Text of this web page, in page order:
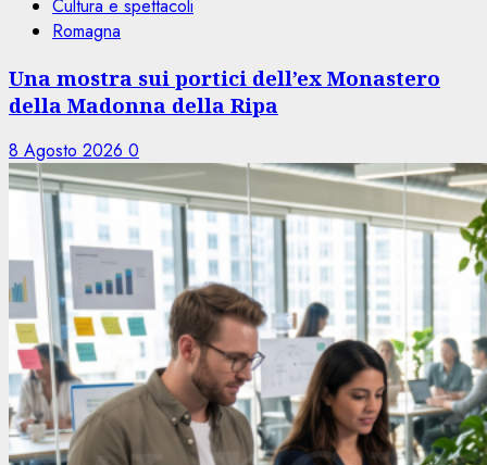
Cultura e spettacoli
Romagna
Una mostra sui portici dell’ex Monastero
della Madonna della Ripa
8 Agosto 2026 0